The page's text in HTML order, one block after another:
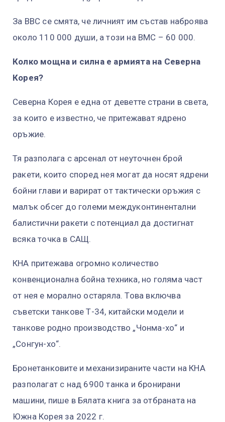
За ВВС се смята, че личният им състав наброява
около 110 000 души, а този на ВМС – 60 000.
Колко мощна и силна е армията на Северна
Корея?
Северна Корея е една от деветте страни в света,
за които е известно, че притежават ядрено
оръжие.
Тя разполага с арсенал от неуточнен брой
ракети, които според нея могат да носят ядрени
бойни глави и варират от тактически оръжия с
малък обсег до големи междуконтинентални
балистични ракети с потенциал да достигнат
всяка точка в САЩ.
КНА притежава огромно количество
конвенционална бойна техника, но голяма част
от нея е морално остаряла. Това включва
съветски танкове Т-34, китайски модели и
танкове родно производство „Чонма-хо“ и
„Сонгун-хо“.
Бронетанковите и механизираните части на КНА
разполагат с над 6900 танка и бронирани
машини, пише в Бялата книга за отбраната на
Южна Корея за 2022 г.